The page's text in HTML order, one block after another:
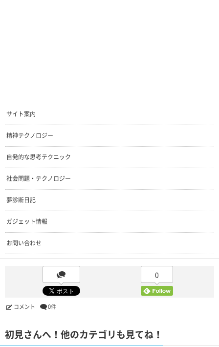
サイト案内
精神テクノロジー
自発的な思考テクニック
社会問題・テクノロジー
夢診断日記
ガジェット情報
お問い合わせ
0
コメント 0件
初見さんへ！他のカテゴリも見てね！